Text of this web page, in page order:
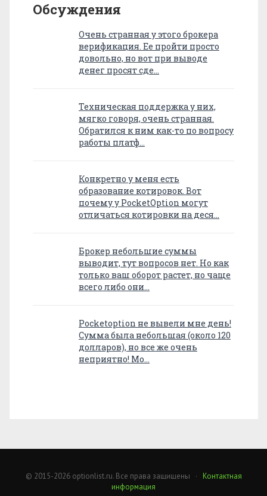
Обсуждения
Очень странная у этого брокера
верификация. Ее пройти просто
довольно, но вот при выводе
денег просят сде…
Техническая поддержка у них,
мягко говоря, очень странная.
Обратился к ним как-то по вопросу
работы платф…
Конкретно у меня есть
образование котировок. Вот
почему у PocketOption могут
отличаться котировки на деся…
Брокер небольшие суммы
выводит, тут вопросов нет. Но как
только ваш оборот растет, но чаще
всего либо они…
Pocketoption не вывели мне день!
Сумма была небольшая (около 120
долларов), но все же очень
неприятно! Мо…
© 2015-2026 optionlist.ru. Все права защищены · Контактная
информация